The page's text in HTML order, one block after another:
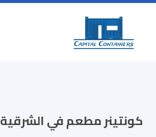
كونتينر مطعم في الشرقية